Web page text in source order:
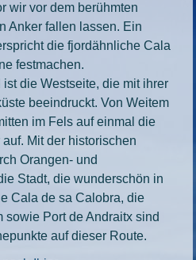
wir vor dem berühmten
Anker fallen lassen. Ein
die fjordähnliche Cala
festmachen.
die Westseite, die mit ihrer
beeindruckt. Von Weitem
im Fels auf einmal die
Mit der historischen
Orangen- und
Stadt, die wunderschön in
Cala de sa Calobra, die
sowie Port de Andraitx sind
auf dieser Route.